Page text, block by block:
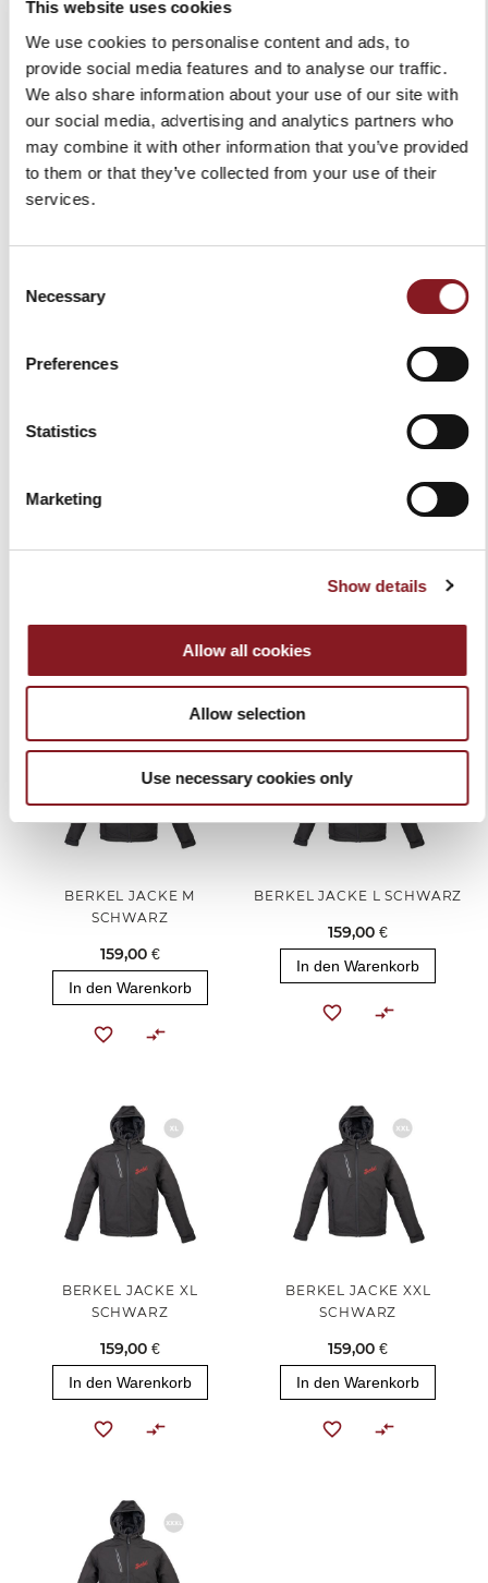
This website uses cookies
We use cookies to personalise content and ads, to
provide social media features and to analyse our traffic.
We also share information about your use of our site with
our social media, advertising and analytics partners who
may combine it with other information that you’ve provided
to them or that they’ve collected from your use of their
services.
Selection
Necessary
Preferences
Statistics
Marketing
Show details
Allow all cookies
Allow selection
Use necessary cookies only
MESSER-ABNEHMER FÜR
HOME LINE 250
85,00 €
In den Warenkorb
SCHNEIDEMASCHINE RED
LINE 220 SCHWARZ
1.039,00 €
BERKEL GRILLPFANNE
BERKEL JACKE S SCHWARZ
BERKEL JACKE M
SCHWARZ
159,00 €
In den Warenkorb
BERKEL JACKE L SCHWARZ
159,00 €
In den Warenkorb
BERKEL JACKE XL
SCHWARZ
159,00 €
In den Warenkorb
BERKEL JACKE XXL
SCHWARZ
159,00 €
In den Warenkorb